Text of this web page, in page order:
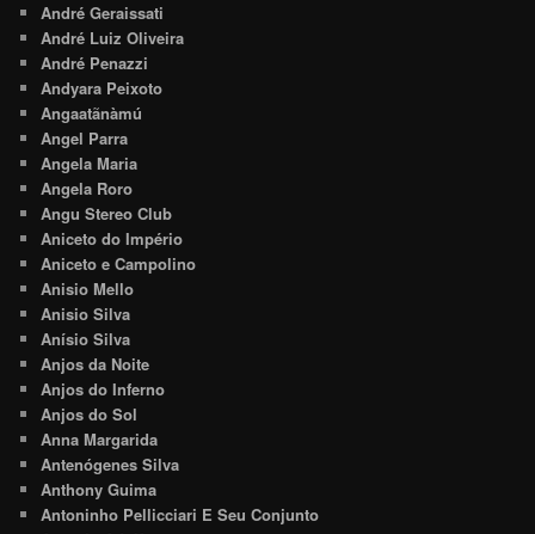
André Geraissati
André Luiz Oliveira
André Penazzi
Andyara Peixoto
Angaatãnàmú
Angel Parra
Angela Maria
Angela Roro
Angu Stereo Club
Aniceto do Império
Aniceto e Campolino
Anisio Mello
Anisio Silva
Anísio Silva
Anjos da Noite
Anjos do Inferno
Anjos do Sol
Anna Margarida
Antenógenes Silva
Anthony Guima
Antoninho Pellicciari E Seu Conjunto